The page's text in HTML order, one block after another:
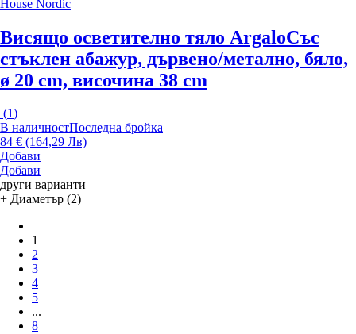
House Nordic
Висящо осветително тяло ArgaloСъс
стъклен абажур, дървено/метално, бяло,
ø 20 cm, височина 38 cm
(1)
В наличностПоследна бройка
84 € (164,29 Лв)
Добави
Добави
други варианти
+ Диаметър (2)
1
2
3
4
5
...
8